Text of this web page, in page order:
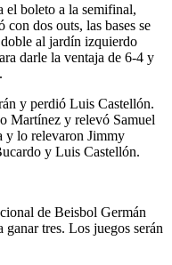
el boleto a la semifinal,
dos outs, las bases se
al jardín izquierdo
darle la ventaja de 6-4 y
y perdió Luis Castellón.
Martínez y relevó Samuel
y lo relevaron Jimmy
y Luis Castellón.
de Beisbol Germán
ganar tres. Los juegos serán